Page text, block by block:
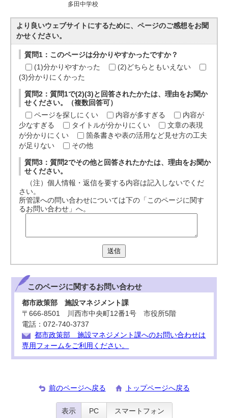
多田中学校
より良いウェブサイトにするために、ページのご感想をお聞
かせください。
質問1：このページは分かりやすかったですか？
(1)分かりやすかった
(2)どちらともいえない
(3)分かりにくかった
質問2：質問1で(2)(3)と回答されたかたは、理由をお聞か
せください。（複数回答可）
ページを探しにくい
内容が多すぎる
内容が
少なすぎる
タイトルが分かりにくい
文章の表現
が分かりにくい
箇条書きや表の活用など見せ方の工夫
が足りない
その他
質問3：質問2でその他と回答されたかたは、理由をお聞か
せください。
（注）個人情報・返信を要する内容は記入しないでくだ
さい。
所管課への問い合わせについては下の「このページに関す
るお問い合わせ」へ。
送信
このページに関するお問い合わせ
都市政策部 施設マネジメント課
〒666-8501 川西市中央町12番1号 市役所5階
電話：072-740-3737
都市政策部 施設マネジメント課へのお問い合わせは
専用フォームをご利用ください。
前のページへ戻る トップページへ戻る
表示 PC スマートフォン